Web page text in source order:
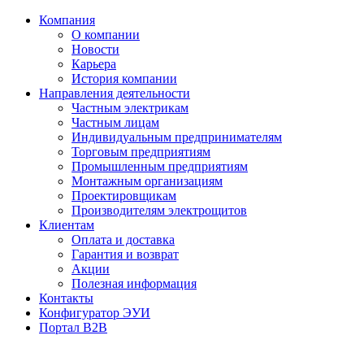
Компания
О компании
Новости
Карьера
История компании
Направления деятельности
Частным электрикам
Частным лицам
Индивидуальным предпринимателям
Торговым предприятиям
Промышленным предприятиям
Монтажным организациям
Проектировщикам
Производителям электрощитов
Клиентам
Оплата и доставка
Гарантия и возврат
Акции
Полезная информация
Контакты
Конфигуратор ЭУИ
Портал B2B